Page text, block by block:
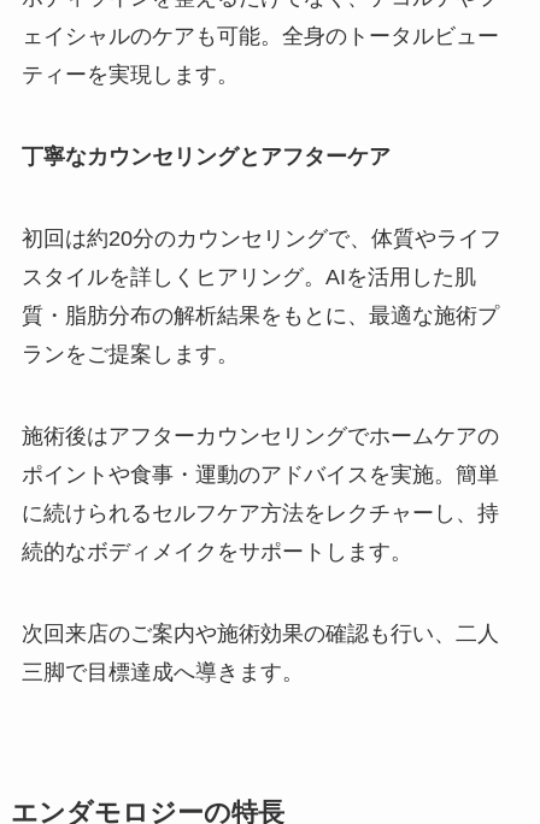
ェイシャルのケアも可能。全身のトータルビュー
ティーを実現します。
丁寧なカウンセリングとアフターケア
初回は約20分のカウンセリングで、体質やライフ
スタイルを詳しくヒアリング。AIを活用した肌
質・脂肪分布の解析結果をもとに、最適な施術プ
ランをご提案します。
施術後はアフターカウンセリングでホームケアの
ポイントや食事・運動のアドバイスを実施。簡単
に続けられるセルフケア方法をレクチャーし、持
続的なボディメイクをサポートします。
次回来店のご案内や施術効果の確認も行い、二人
三脚で目標達成へ導きます。
エンダモロジーの特長